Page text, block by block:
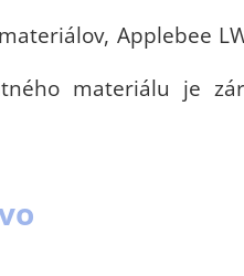
Applebee
materiálu je